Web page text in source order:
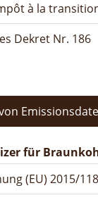
à la
Dekret Nr. 186
für
(EU) 2015/